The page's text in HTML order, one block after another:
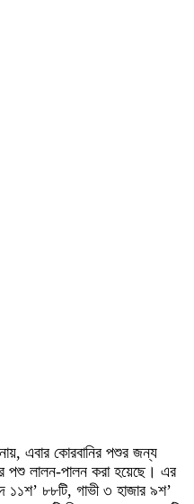
এবার কোরবানির পশুর জন্য
পশু লালন-পালন করা হয়েছে। এর
১১শ’ ৮৮টি, গাভী ৩ হাজার ৯শ’